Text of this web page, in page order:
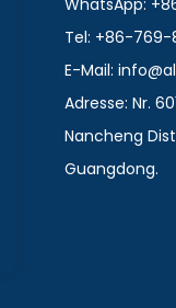
Tel: +86-769-
E-Mail:
Adresse: Nr.
Nancheng
Guangdong.